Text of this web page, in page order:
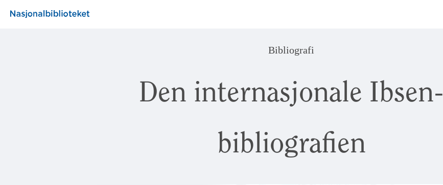
Bibliografi
Den internasjonale Ibsen-
bibliografien